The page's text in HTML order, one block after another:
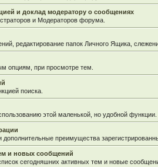
и доклад модератору о сообщениях
и Модераторов форума.
редактирование папок Личного Ящика,
опциям, при просмотре тем.
поиска.
этой маленькой, но удобной функции.
дополнительные преимущества
и новых сообщений
сегодняшних активных тем и новые